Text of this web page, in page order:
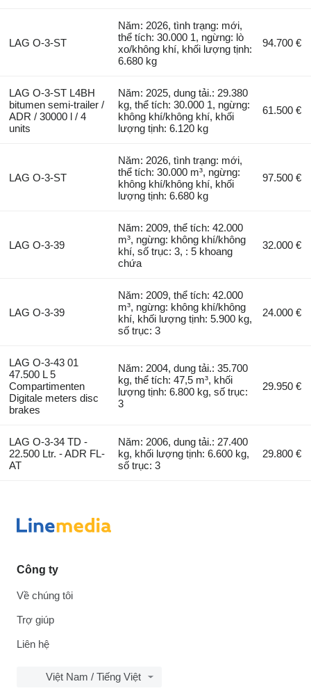
LAG O-3-ST
Năm: 2026, tình trạng: mới,
thể tích: 30.000 1, ngừng: lò
xo/không khí, khối lượng tịnh:
6.680 kg
94.700 €
LAG O-3-ST L4BH
bitumen semi-trailer /
ADR / 30000 l / 4
units
Năm: 2025, dung tải.: 29.380
kg, thể tích: 30.000 1, ngừng:
không khí/không khí, khối
lượng tịnh: 6.120 kg
61.500 €
LAG O-3-ST
Năm: 2026, tình trạng: mới,
thể tích: 30.000 m³, ngừng:
không khí/không khí, khối
lượng tịnh: 6.680 kg
97.500 €
LAG O-3-39
Năm: 2009, thể tích: 42.000
m³, ngừng: không khí/không
khí, số trục: 3, : 5 khoang
chứa
32.000 €
LAG O-3-39
Năm: 2009, thể tích: 42.000
m³, ngừng: không khí/không
khí, khối lượng tịnh: 5.900 kg,
số trục: 3
24.000 €
LAG O-3-43 01
47.500 L 5
Compartimenten
Digitale meters disc
brakes
Năm: 2004, dung tải.: 35.700
kg, thể tích: 47,5 m³, khối
lượng tịnh: 6.800 kg, số trục:
3
29.950 €
LAG O-3-34 TD -
22.500 Ltr. - ADR FL-
AT
Năm: 2006, dung tải.: 27.400
kg, khối lượng tịnh: 6.600 kg,
số trục: 3
29.800 €
Công ty
Về chúng tôi
Trợ giúp
Liên hệ
Việt Nam / Tiếng Việt